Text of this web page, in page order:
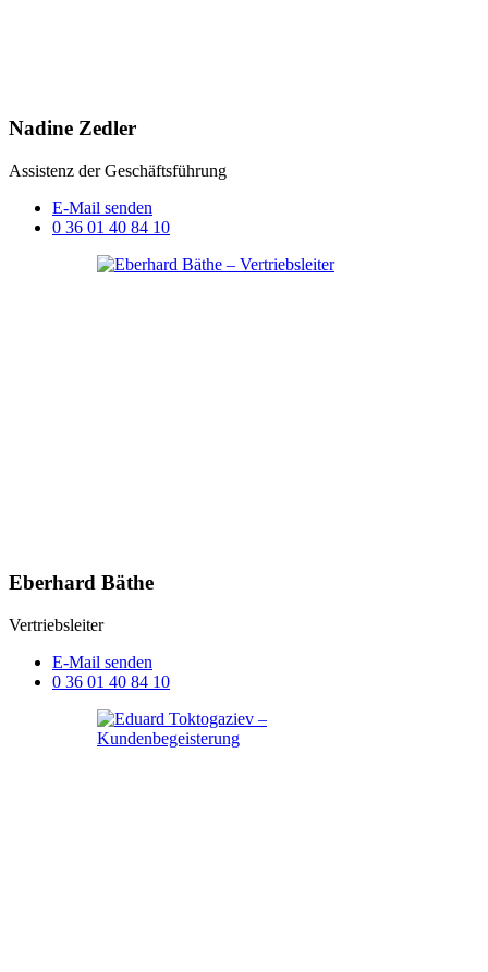
Nadine Zedler
Assistenz der Geschäftsführung
E-Mail senden
0 36 01 40 84 10
Eberhard Bäthe
Vertriebsleiter
E-Mail senden
0 36 01 40 84 10